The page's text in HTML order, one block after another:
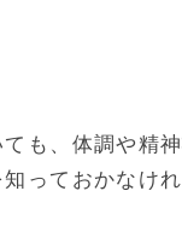
も、体調や精
っておかなけ